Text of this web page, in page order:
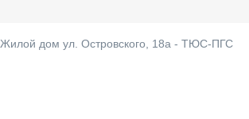
Жилой дом ул. Островского, 18а - ТЮС-ПГС